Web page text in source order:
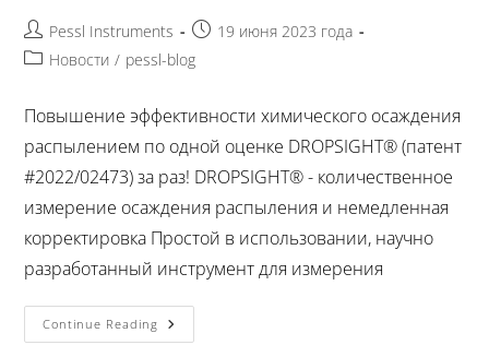
Pessl Instruments
19 июня 2023 года
Новости / pessl-blog
Повышение эффективности химического осаждения
распылением по одной оценке DROPSIGHT® (патент
#2022/02473) за раз! DROPSIGHT® - количественное
измерение осаждения распыления и немедленная
корректировка Простой в использовании, научно
разработанный инструмент для измерения
Continue Reading